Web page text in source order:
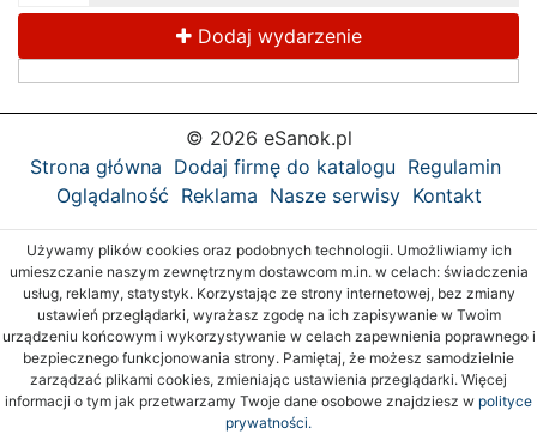
Dodaj wydarzenie
© 2026 eSanok.pl
Strona główna Dodaj firmę do katalogu Regulamin
Oglądalność Reklama Nasze serwisy Kontakt
Używamy plików cookies oraz podobnych technologii. Umożliwiamy ich
umieszczanie naszym zewnętrznym dostawcom m.in. w celach: świadczenia
usług, reklamy, statystyk. Korzystając ze strony internetowej, bez zmiany
ustawień przeglądarki, wyrażasz zgodę na ich zapisywanie w Twoim
urządzeniu końcowym i wykorzystywanie w celach zapewnienia poprawnego i
bezpiecznego funkcjonowania strony. Pamiętaj, że możesz samodzielnie
zarządzać plikami cookies, zmieniając ustawienia przeglądarki. Więcej
informacji o tym jak przetwarzamy Twoje dane osobowe znajdziesz w polityce
prywatności.